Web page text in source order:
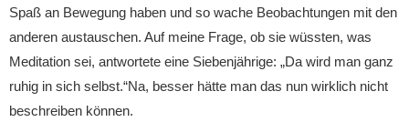
Spaß an Bewegung haben und so wache Beobachtungen mit den
anderen austauschen. Auf meine Frage, ob sie wüssten, was
Meditation sei, antwortete eine Siebenjährige: „Da wird man ganz
ruhig in sich selbst.“Na, besser hätte man das nun wirklich nicht
beschreiben können.